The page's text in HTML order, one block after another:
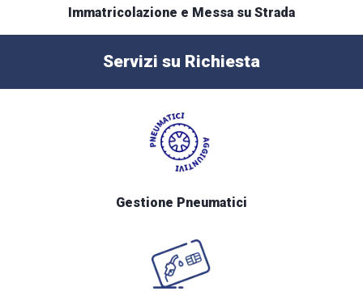
Immatricolazione e Messa su Strada
Servizi su Richiesta
Gestione Pneumatici